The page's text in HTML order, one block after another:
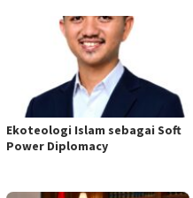
Ekoteologi Islam sebagai Soft
Power Diplomacy